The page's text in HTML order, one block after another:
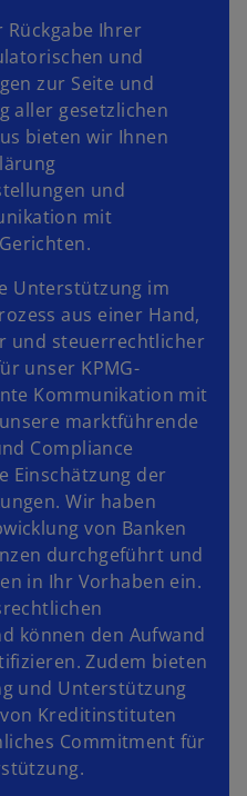
Ihrer
und
zur Seite und
aller gesetzlichen
bieten wir Ihnen
und
mit
Unterstützung im
aus einer Hand,
und steuerrechtlicher
unser KPMG-
Kommunikation mit
marktführende
Compliance
Einschätzung der
Wir haben
von Banken
durchgeführt und
in Ihr Vorhaben ein.
können den Aufwand
Zudem bieten
und Unterstützung
Kreditinstituten
Commitment für
w
ir
i
n
r
n
e